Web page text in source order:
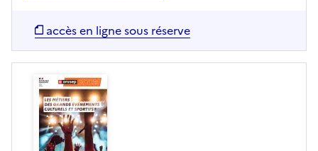
accès en ligne sous réserve